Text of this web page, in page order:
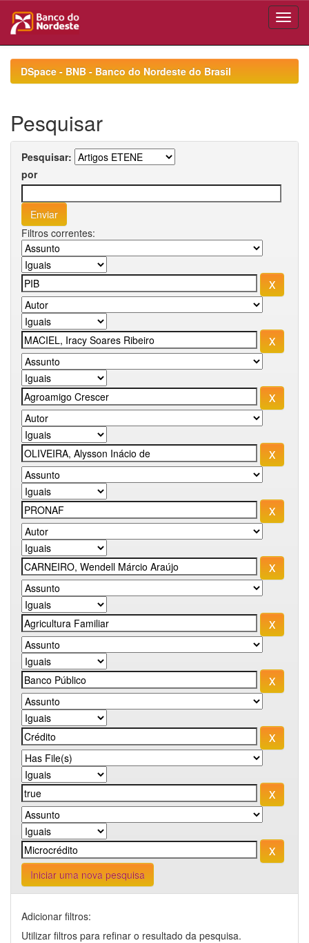
navigationDSpace - BNB - Banco do Nordeste do Brasil
Pesquisar
Pesquisar:
por
Filtros correntes:
Iniciar uma nova pesquisa
Adicionar filtros:
Utilizar filtros para refinar o resultado da pesquisa.